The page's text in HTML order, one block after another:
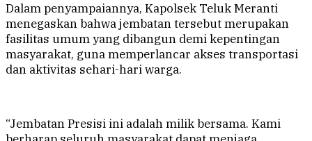
Dalam penyampaiannya, Kapolsek Teluk Meranti
menegaskan bahwa jembatan tersebut merupakan
fasilitas umum yang dibangun demi kepentingan
masyarakat, guna memperlancar akses transportasi
dan aktivitas sehari-hari warga.
“Jembatan Presisi ini adalah milik bersama. Kami